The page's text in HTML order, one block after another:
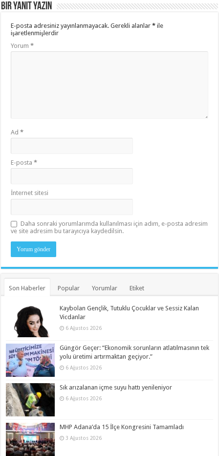
Bir yanıt yazın
E-posta adresiniz yayınlanmayacak. Gerekli alanlar* ile
işaretlenmişlerdir
Yorum*
Ad*
E-posta*
İnternet sitesi
Daha sonraki yorumlarımda kullanılması için adım, e-posta adresim
ve site adresim bu tarayıcıya kaydedilsin.
Son Haberler Popular Yorumlar Etiket
Kaybolan Gençlik, Tutuklu Çocuklar ve Sessiz Kalan
Vicdanlar
6 Ağustos 2026
Güngör Geçer: “Ekonomik sorunların atlatılmasının tek
yolu üretimi artırmaktan geçiyor.”
6 Ağustos 2026
Sık arızalanan içme suyu hattı yenileniyor
6 Ağustos 2026
MHP Adana’da 15 İlçe Kongresini Tamamladı
3 Ağustos 2026